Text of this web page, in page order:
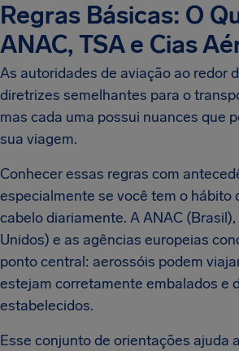
Regras Básicas: O
ANAC, TSA e Cias
As autoridades de aviação ao redor
diretrizes semelhantes para o
mas cada uma possui nuances que
sua viagem.
Conhecer essas regras com
especialmente se você tem o hábito
cabelo diariamente. A ANAC
Unidos) e as agências europeias
ponto central: aerossóis podem
estejam corretamente embalados e
estabelecidos.
Esse conjunto de orientações ajuda